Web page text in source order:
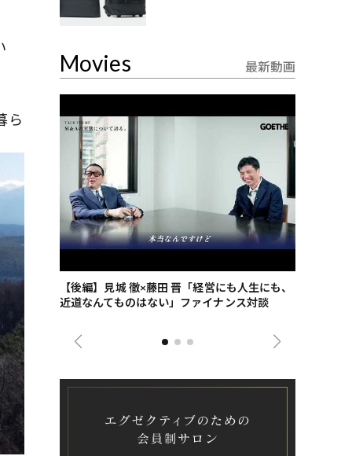
ら
Movies 最新動画
た、海最
【後編】見城 徹×藤田 晋「経営にも人生にも、
近道なんてものはない」ファイナンス対談